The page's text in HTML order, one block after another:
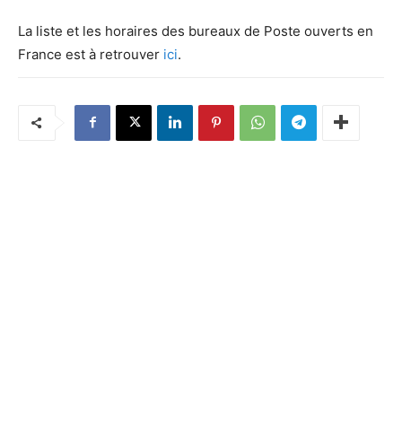
La liste et les horaires des bureaux de Poste ouverts en
France est à retrouver ici.